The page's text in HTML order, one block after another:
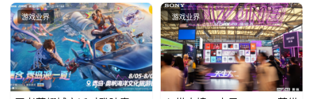
曝光
游戏业界 游戏业界